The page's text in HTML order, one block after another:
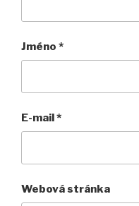
Jméno *
E-mail*
Webová stránka